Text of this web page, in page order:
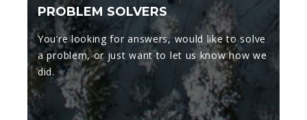
PROBLEM SOLVERS
You’re looking for answers, would like to solve
a problem, or just want to let us know how we
did.